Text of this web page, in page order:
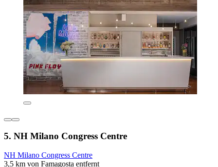
5. NH Milano Congress Centre
NH Milano Congress Centre
3,5 km von Famagosta entfernt